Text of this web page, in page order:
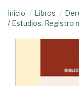
Inicio Libros
/ Estudios. Registro